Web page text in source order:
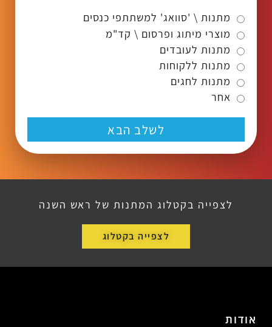
מתנות \ 'סוואג' למשתתפי כנסים
מוצרי מיתוג ופרסום \ קד"מ
מתנות לעובדים
מתנות ללקוחות
מתנות לחגים
אחר
לשלב הבא
לצפייה בקטלוג המתנות של ראש השנה
לצפייה בקטלוג
אודות